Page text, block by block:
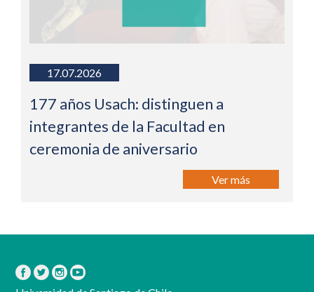
17.07.2026
177 años Usach: distinguen a
integrantes de la Facultad en
ceremonia de aniversario
Ver más